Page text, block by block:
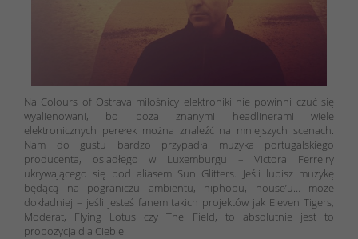
Na Colours of Ostrava miłośnicy elektroniki nie powinni czuć się
wyalienowani, bo poza znanymi headlinerami wiele
elektronicznych perełek można znaleźć na mniejszych scenach.
Nam do gustu bardzo przypadła muzyka portugalskiego
producenta, osiadłego w Luxemburgu – Victora Ferreiry
ukrywającego się pod aliasem Sun Glitters. Jeśli lubisz muzykę
będącą na pograniczu ambientu, hiphopu, house’u… może
dokładniej – jeśli jesteś fanem takich projektów jak Eleven Tigers,
Moderat, Flying Lotus czy The Field, to absolutnie jest to
propozycja dla Ciebie!